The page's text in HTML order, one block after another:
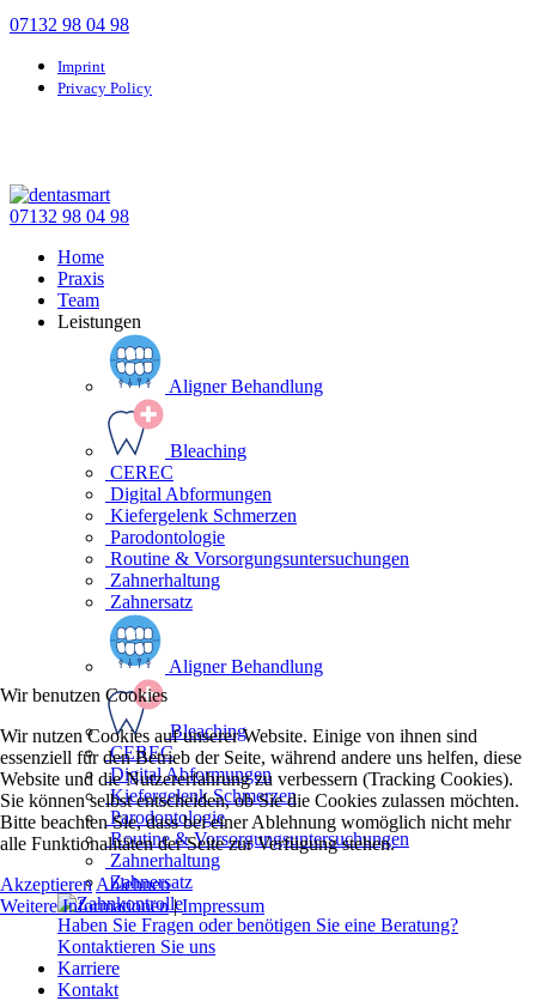
07132 98 04 98
Imprint
Privacy Policy
07132 98 04 98
Home
Praxis
Team
Leistungen
Aligner Behandlung
Bleaching
CEREC
Digital Abformungen
Kiefergelenk Schmerzen
Parodontologie
Routine & Vorsorgungsuntersuchungen
Zahnerhaltung
Zahnersatz
Aligner Behandlung
Bleaching
CEREC
Digital Abformungen
Kiefergelenk Schmerzen
Parodontologie
Routine & Vorsorgungsuntersuchungen
Zahnerhaltung
Zahnersatz
Haben Sie Fragen oder benötigen Sie eine Beratung?
Kontaktieren Sie uns
Karriere
Kontakt
Wir benutzen Cookies
Wir nutzen Cookies auf unserer Website. Einige von ihnen sind
essenziell für den Betrieb der Seite, während andere uns helfen, diese
Website und die Nutzererfahrung zu verbessern (Tracking Cookies).
Sie können selbst entscheiden, ob Sie die Cookies zulassen möchten.
Bitte beachten Sie, dass bei einer Ablehnung womöglich nicht mehr
alle Funktionalitäten der Seite zur Verfügung stehen.
Akzeptieren Ablehnen
Weitere Informationen|Impressum